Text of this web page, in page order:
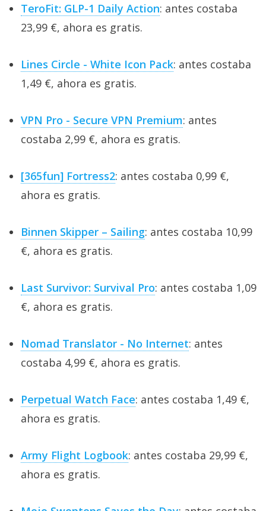
TeroFit: GLP-1 Daily Action: antes costaba
23,99 €, ahora es gratis.
Lines Circle - White Icon Pack: antes costaba
1,49 €, ahora es gratis.
VPN Pro - Secure VPN Premium: antes
costaba 2,99 €, ahora es gratis.
[365fun] Fortress2: antes costaba 0,99 €,
ahora es gratis.
Binnen Skipper – Sailing: antes costaba 10,99
€, ahora es gratis.
Last Survivor: Survival Pro: antes costaba 1,09
€, ahora es gratis.
Nomad Translator - No Internet: antes
costaba 4,99 €, ahora es gratis.
Perpetual Watch Face: antes costaba 1,49 €,
ahora es gratis.
Army Flight Logbook: antes costaba 29,99 €,
ahora es gratis.